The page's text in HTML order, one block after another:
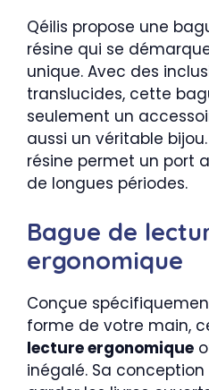
Qéilis propose une
résine qui se
unique. Avec des
translucides, cette
seulement un
aussi un véritable
résine permet un port
de longues périodes.
Bague de
ergonomique
Conçue
forme de votre main,
lecture ergonomique
inégalé. Sa